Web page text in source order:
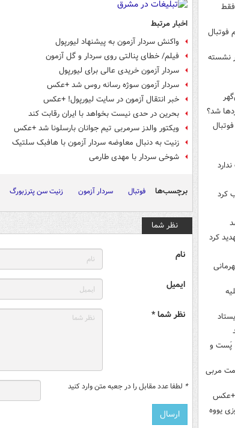
فقط
فوتبال
نشسته
شد؟
کرد
پَست‌ و
مربی
+عکس
یووه
اخبار مرتبط
واکنش سردار آزمون به پیشنهاد لیورپول
فیلم/ خطای پنالتی روی سردار و گل آزمون
سردار آزمون خریدی عالی برای لیورپول
سردار آزمون سوژه رسانه روس شد +عکس
خبر انتقال آزمون در سایت لیورپول! +عکس
بحرین در حدی نیست بخواهد با ایران رقابت کند
ویکتور والدز سرمربی تیم جوانان بارسلونا شد +عکس
زنیت به دنبال معاوضه سردار آزمون با هافبک سلتیک
شوخی سردار با مهدی طارمی
برچسب‌ها فوتبال سردار آزمون زنیت سن پترزبورگ
نظر شما
نام
ایمیل
نظر شما *
* لطفا عدد مقابل را در جعبه متن وارد کنید